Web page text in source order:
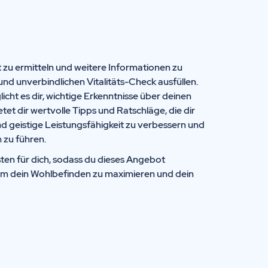
ermitteln und weitere Informationen zu
unverbindlichen Vitalitäts-Check ausfüllen.
es dir, wichtige Erkenntnisse über deinen
dir wertvolle Tipps und Ratschläge, die dir
geistige Leistungsfähigkeit zu verbessern und
zu führen.
für dich, sodass du dieses Angebot
dein Wohlbefinden zu maximieren und dein